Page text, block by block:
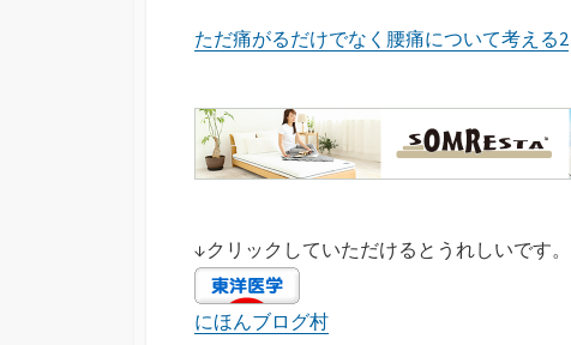
ただ痛がるだけでなく腰痛について考える2
↓クリックしていただけるとうれしいです。
にほんブログ村